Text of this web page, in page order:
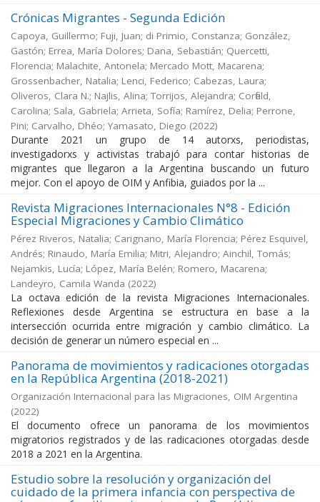
Crónicas Migrantes - Segunda Edición
Capoya, Guillermo; Fuji, Juan; di Primio, Constanza; González,
Gastón; Errea, María Dolores; Dana, Sebastián; Quercetti,
Florencia; Malachite, Antonela; Mercado Mott, Macarena;
Grossenbacher, Natalia; Lenci, Federico; Cabezas, Laura;
Oliveros, Clara N.; Najlis, Alina; Torrijos, Alejandra; Corfield,
Carolina; Sala, Gabriela; Arrieta, Sofía; Ramírez, Delia; Perrone,
Pini; Carvalho, Dhéo; Yamasato, Diego (2022)
Durante 2021 un grupo de 14 autorxs, periodistas,
investigadorxs y activistas trabajó para contar historias de
migrantes que llegaron a la Argentina buscando un futuro
mejor. Con el apoyo de OIM y Anfibia, guiados por la ...
Revista Migraciones Internacionales N°8 - Edición
Especial Migraciones y Cambio Climático
Pérez Riveros, Natalia; Carignano, María Florencia; Pérez Esquivel,
Andrés; Rinaudo, María Emilia; Mitri, Alejandro; Ainchil, Tomás;
Nejamkis, Lucía; López, María Belén; Romero, Macarena;
Landeyro, Camila Wanda (2022)
La octava edición de la revista Migraciones Internacionales.
Reflexiones desde Argentina se estructura en base a la
intersección ocurrida entre migración y cambio climático. La
decisión de generar un número especial en ...
Panorama de movimientos y radicaciones otorgadas
en la República Argentina (2018-2021)
Organización Internacional para las Migraciones, OIM Argentina
(2022)
El documento ofrece un panorama de los movimientos
migratorios registrados y de las radicaciones otorgadas desde
2018 a 2021 en la Argentina.
Estudio sobre la resolución y organización del
cuidado de la primera infancia con perspectiva de